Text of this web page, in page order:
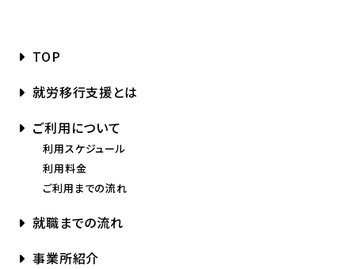
TOP
就労移行支援とは
ご利用について
利用スケジュール
利用料金
ご利用までの流れ
就職までの流れ
事業所紹介